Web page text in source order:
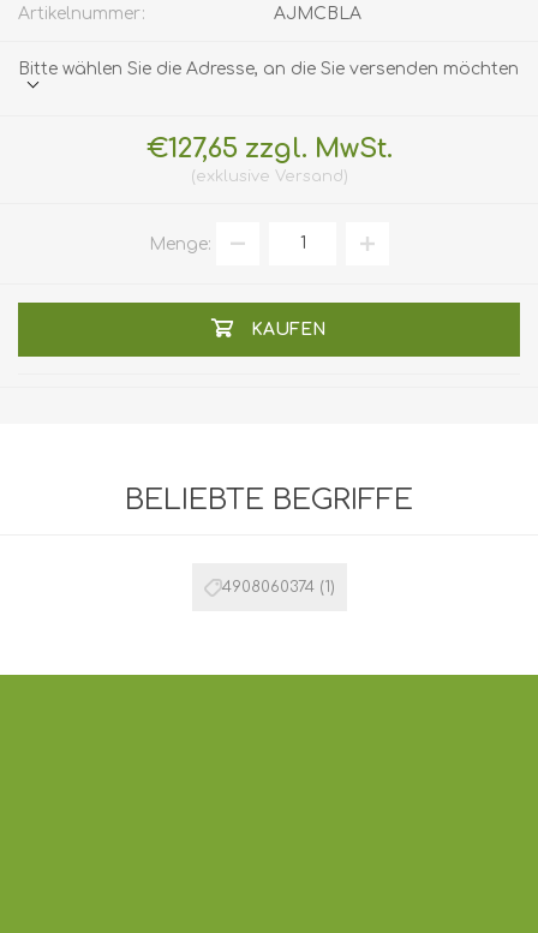
Artikelnummer: AJMCBLA
Bitte wählen Sie die Adresse, an die Sie versenden möchten
€127,65 zzgl. MwSt.
exklusive Versand
Menge:
KAUFEN
BELIEBTE BEGRIFFE
4908060374 (1)